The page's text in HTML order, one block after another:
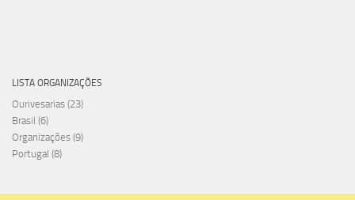
LISTA ORGANIZAÇÕES
Ourivesarias (23)
Brasil (6)
Organizações (9)
Portugal (8)